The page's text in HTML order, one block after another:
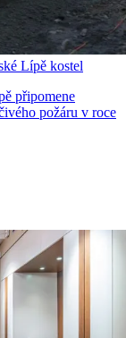
Lípě kostel
připomene
požáru v roce